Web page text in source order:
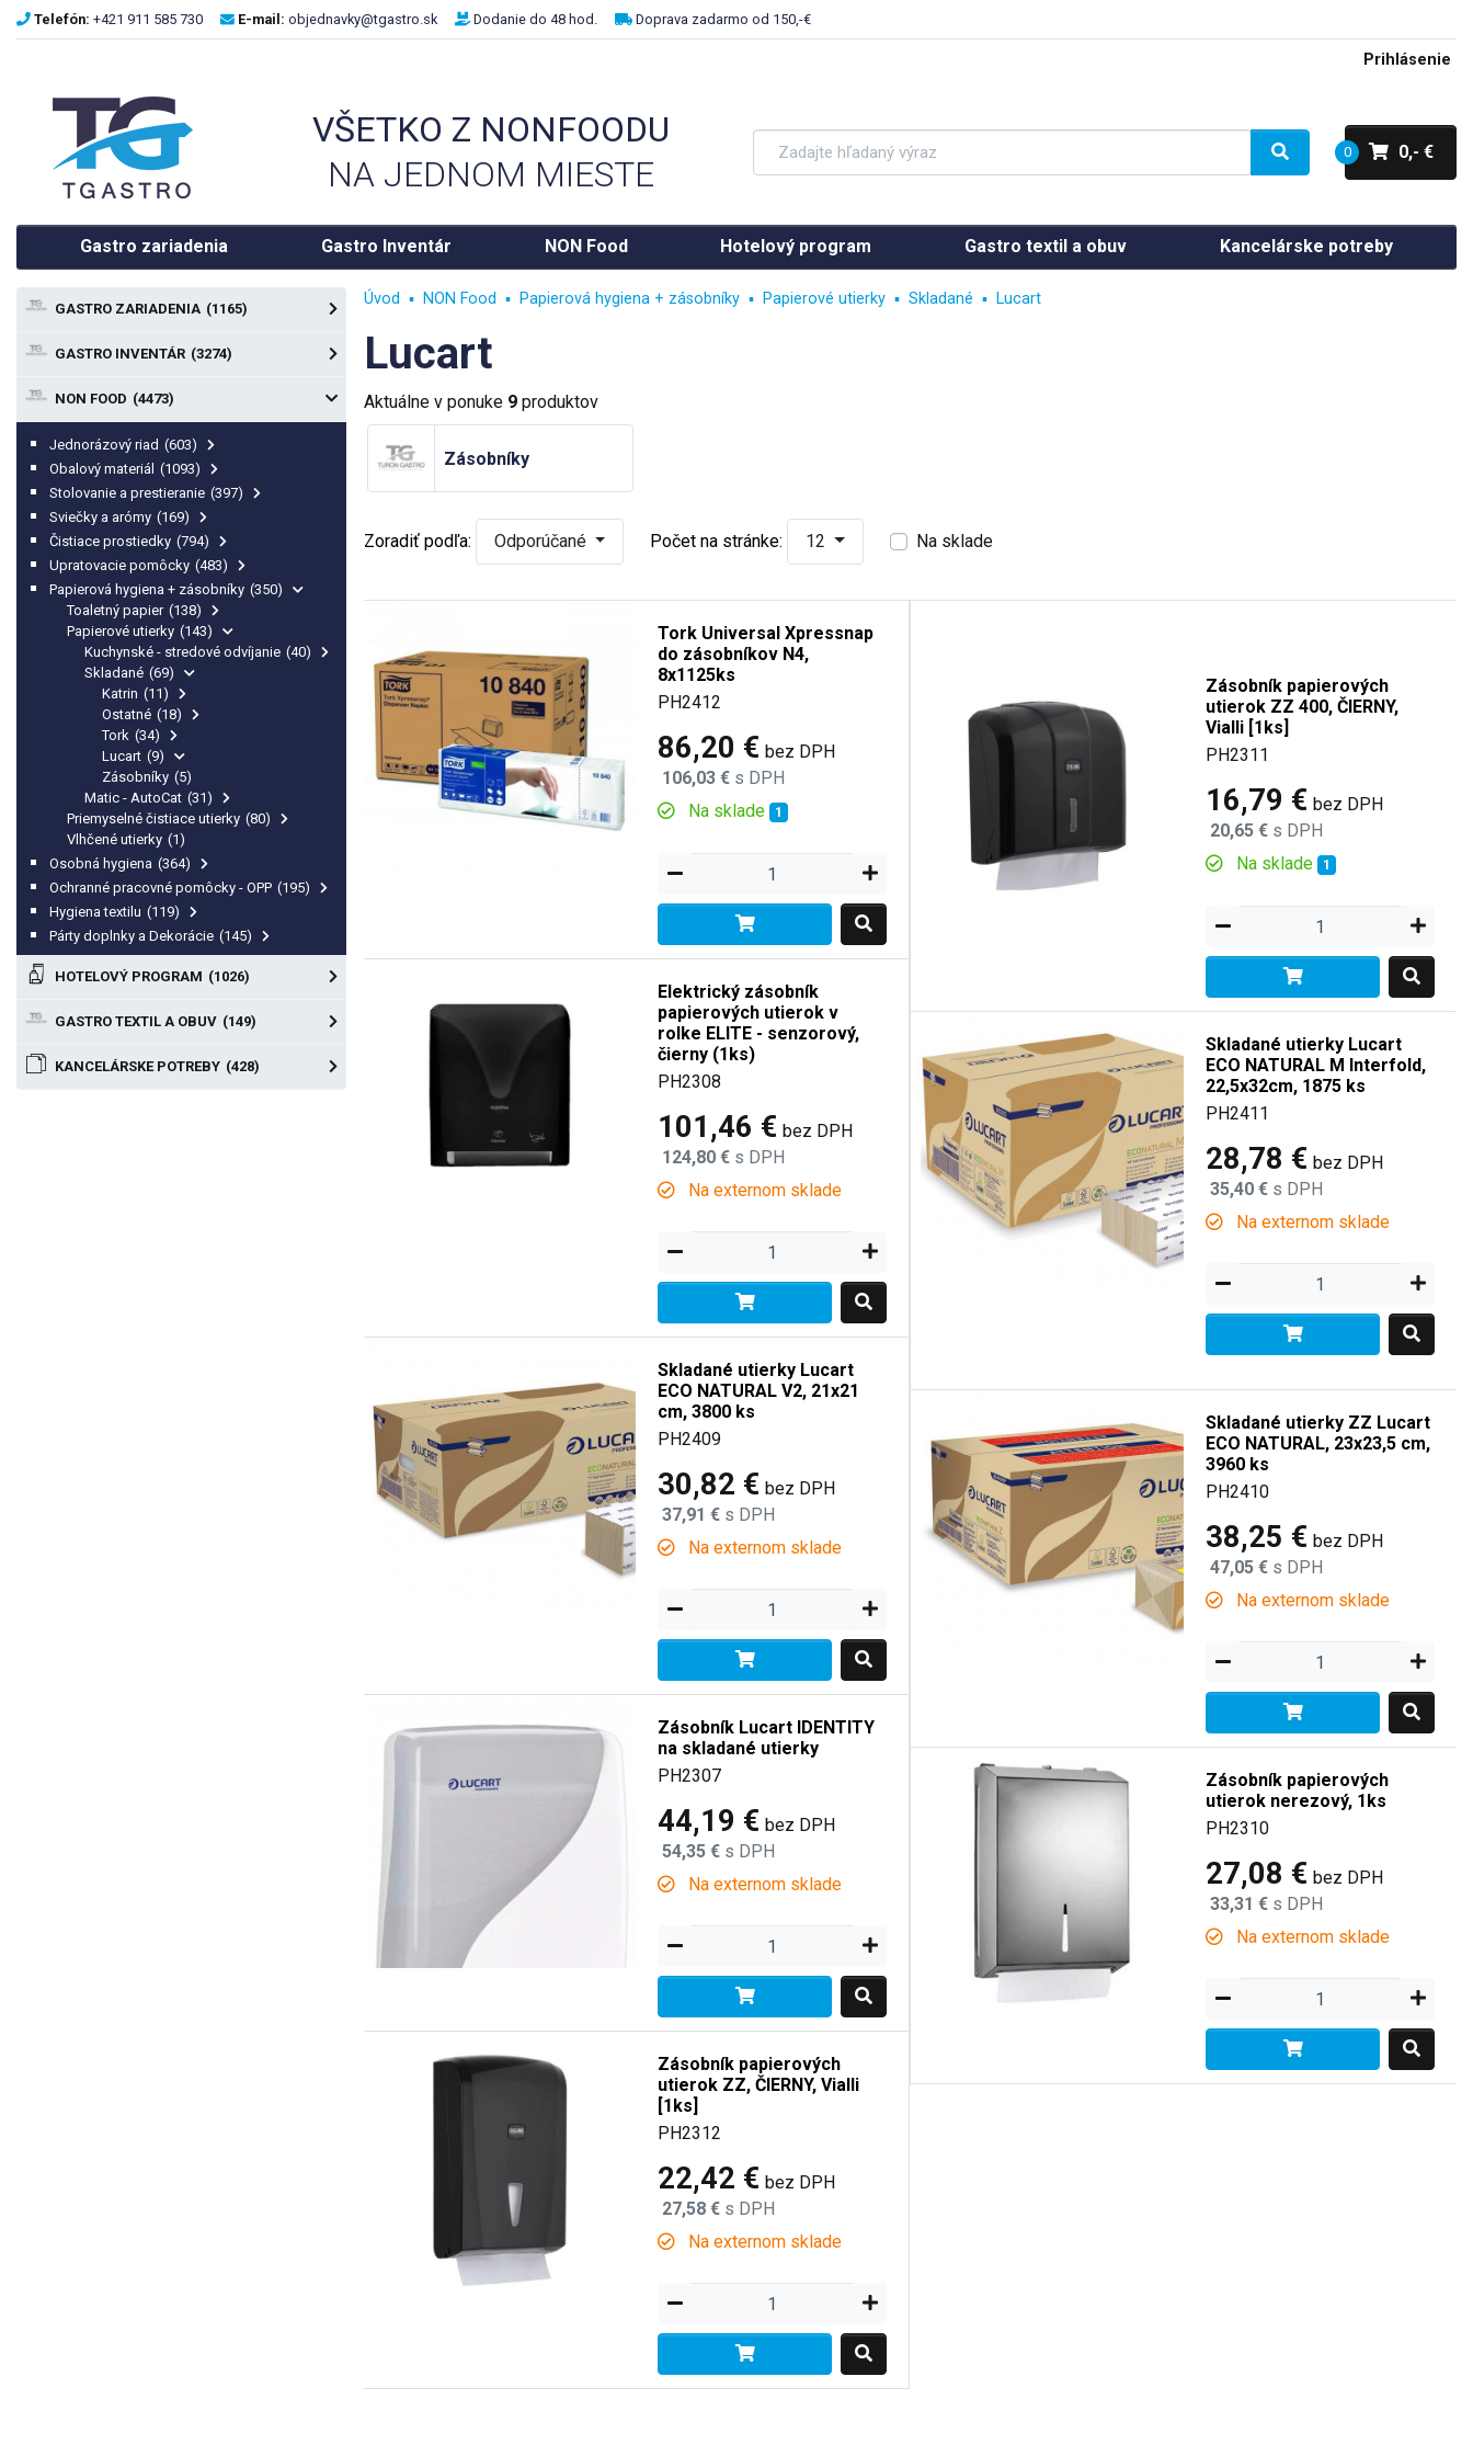
Telefón: +421 911 585 730 E-mail: objednavky@tgastro.sk Dodanie do 48 hod. Doprava zadarmo od 150,-€
Prihlásenie
VŠETKO Z NONFOODU
NA JEDNOM MIESTE
0 0,- €
Gastro zariadenia Gastro Inventár NON Food Hotelový program Gastro textil a obuv Kancelárske potreby
GASTRO ZARIADENIA (1165)
GASTRO INVENTÁR (3274)
NON FOOD (4473)
Jednorázový riad (603)
Obalový materiál (1093)
Stolovanie a prestieranie (397)
Sviečky a arómy (169)
Čistiace prostiedky (794)
Upratovacie pomôcky (483)
Papierová hygiena + zásobníky (350)
Toaletný papier (138)
Papierové utierky (143)
Kuchynské - stredové odvíjanie (40)
Skladané (69)
Katrin (11)
Ostatné (18)
Tork (34)
Lucart (9)
Zásobníky (5)
Matic - AutoCat (31)
Priemyselné čistiace utierky (80)
Vlhčené utierky (1)
Osobná hygiena (364)
Ochranné pracovné pomôcky - OPP (195)
Hygiena textilu (119)
Párty doplnky a Dekorácie (145)
HOTELOVÝ PROGRAM (1026)
GASTRO TEXTIL A OBUV (149)
KANCELÁRSKE POTREBY (428)
Úvod NON Food Papierová hygiena + zásobníky Papierové utierky Skladané Lucart
Lucart
Aktuálne v ponuke 9produktov
Zásobníky
Zoradiť podľa: Odporúčané Počet na stránke: 12 Na sklade
Tork Universal Xpressnap
do zásobníkov N4,
8x1125ks
PH2412
86,20 € bez DPH
106,03 € s DPH
Na sklade 1
Zásobník papierových
utierok ZZ 400, ČIERNY,
Vialli [1ks]
PH2311
16,79 € bez DPH
20,65 € s DPH
Na sklade 1
Elektrický zásobník
papierových utierok v
rolke ELITE - senzorový,
čierny (1ks)
PH2308
101,46 € bez DPH
124,80 € s DPH
Na externom sklade
Skladané utierky Lucart
ECO NATURAL M Interfold,
22,5x32cm, 1875 ks
PH2411
28,78 € bez DPH
35,40 € s DPH
Na externom sklade
Skladané utierky Lucart
ECO NATURAL V2, 21x21
cm, 3800 ks
PH2409
30,82 € bez DPH
37,91 € s DPH
Na externom sklade
Skladané utierky ZZ Lucart
ECO NATURAL, 23x23,5 cm,
3960 ks
PH2410
38,25 € bez DPH
47,05 € s DPH
Na externom sklade
Zásobník Lucart IDENTITY
na skladané utierky
PH2307
44,19 € bez DPH
54,35 € s DPH
Na externom sklade
Zásobník papierových
utierok nerezový, 1ks
PH2310
27,08 € bez DPH
33,31 € s DPH
Na externom sklade
Zásobník papierových
utierok ZZ, ČIERNY, Vialli
[1ks]
PH2312
22,42 € bez DPH
27,58 € s DPH
Na externom sklade